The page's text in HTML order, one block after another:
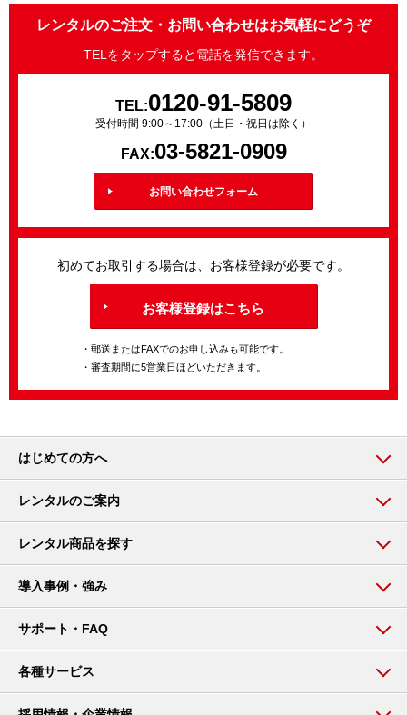
レンタルのご注文・お問い合わせはお気軽にどうぞ
TELをタップすると電話を発信できます。
TEL:0120-91-5809
受付時間 9:00～17:00（土日・祝日は除く）
FAX:03-5821-0909
お問い合わせフォーム
初めてお取引する場合は、お客様登録が必要です。
お客様登録はこちら
・郵送またはFAXでのお申し込みも可能です。
・審査期間に5営業日ほどいただきます。
はじめての方へ
レンタルのご案内
レンタル商品を探す
導入事例・強み
サポート・FAQ
各種サービス